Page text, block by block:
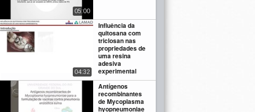
05:00
Influência da
quitosana com
triclosan nas
propriedades de
uma resina
adesiva
experimental
04:32
Antígenos
recombinantes
de Mycoplasma
hyopneumoniae